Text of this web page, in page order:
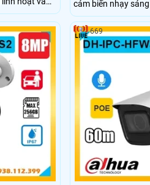
ngoại và đèn
đến 50m.
Công nghệ
xe giúp giảm
cảm biến nhạy
Hỗ trợ hồng ngoại
50m tích hợp mic
nhận diện thông
ngày lẫn đêm.
669